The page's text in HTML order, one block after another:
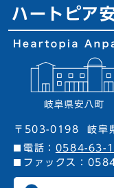
ハートピア
〒503-0198
岐阜
電話： 0584-63-
ファックス：